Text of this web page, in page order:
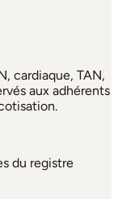
cardiaque, TAN,
aux adhérents
du registre